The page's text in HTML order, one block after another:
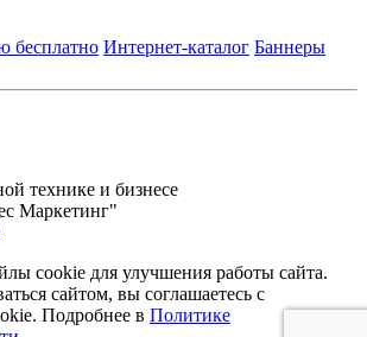
бесплатно Интернет-каталог Баннеры
технике и бизнесе
Маркетинг"
cookie для улучшения работы сайта.
сайтом, вы соглашаетесь с
Подробнее в Политике